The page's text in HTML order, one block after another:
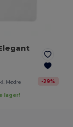
Mødre -29%
lager!